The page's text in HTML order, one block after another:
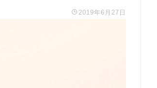
2019年6月27日